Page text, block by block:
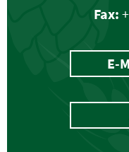
E-
Fax: